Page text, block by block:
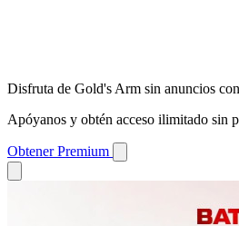
Disfruta de Gold's Arm sin anuncios
Apóyanos y obtén acceso ilimitado sin
Obtener Premium